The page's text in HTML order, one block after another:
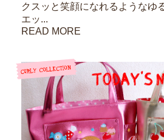
クスッと笑顔になれるようなゆ
エッ...
READ MORE